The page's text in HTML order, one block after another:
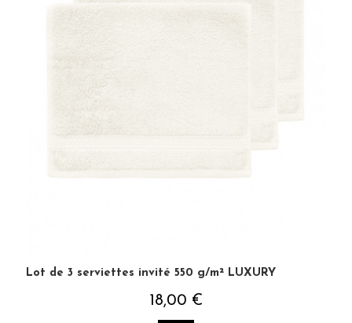
Lot de 3 serviettes invité 550 g/m² LUXURY
18,00 €